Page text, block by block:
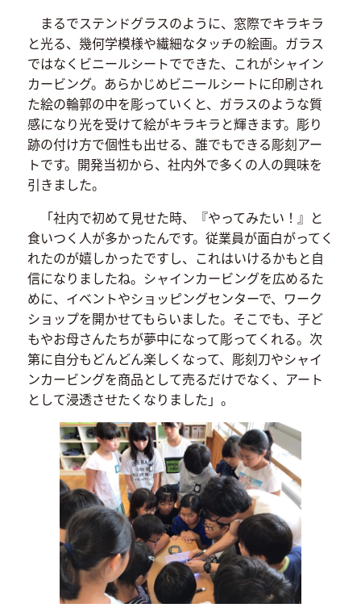
まるでステンドグラスのように、窓際でキラキラ
と光る、幾何学模様や繊細なタッチの絵画。ガラス
ではなくビニールシートでできた、これがシャイン
カービング。あらかじめビニールシートに印刷され
た絵の輪郭の中を彫っていくと、ガラスのような質
感になり光を受けて絵がキラキラと輝きます。彫り
跡の付け方で個性も出せる、誰でもできる彫刻アー
トです。開発当初から、社内外で多くの人の興味を
引きました。
「社内で初めて見せた時、『やってみたい！』と
食いつく人が多かったんです。従業員が面白がってく
れたのが嬉しかったですし、これはいけるかもと自
信になりましたね。シャインカービングを広めるた
めに、イベントやショッピングセンターで、ワーク
ショップを開かせてもらいました。そこでも、子ど
もやお母さんたちが夢中になって彫ってくれる。次
第に自分もどんどん楽しくなって、彫刻刀やシャイ
ンカービングを商品として売るだけでなく、アート
として浸透させたくなりました」。